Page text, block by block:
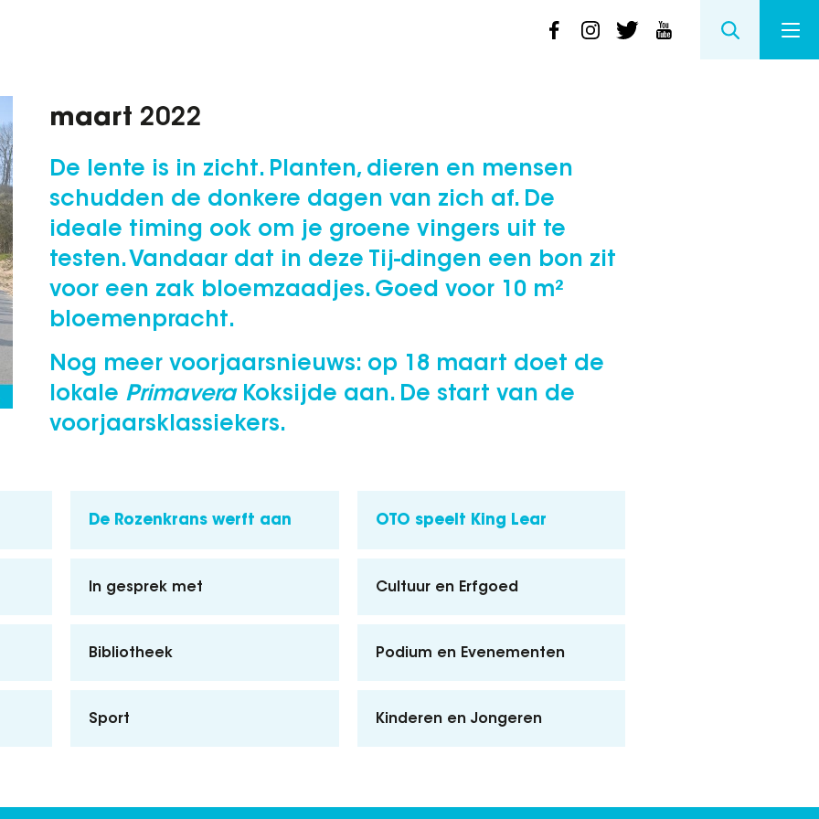
maart 2022
De lente is in zicht. Planten, dieren en mensen
schudden de donkere dagen van zich af. De
ideale timing ook om je groene vingers uit te
testen. Vandaar dat in deze Tij-dingen een bon zit
voor een zak bloemzaadjes. Goed voor 10 m²
bloemenpracht.
Nog meer voorjaarsnieuws: op 18 maart doet de
lokale PrimaveraKoksijde aan. De start van de
voorjaarsklassiekers.
De Rozenkrans werft aan OTO speelt King Lear
In gesprek met Cultuur en Erfgoed
Bibliotheek Podium en Evenementen
Sport Kinderen en Jongeren